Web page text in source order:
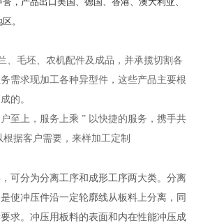
。
、毛坯、农机配件及成品，并承揽切割各
需求现加工各种异型件，这些产品主要根
的。
上，服务上乘 ” 以快捷的服务，携手共
据客户需要，来样加工定制
可分为分离工序和成形工序两大类。分离
使冲压件沿一定轮廓线从板料上分离，同
求。冲压用板料的表面和内在性能冲压成